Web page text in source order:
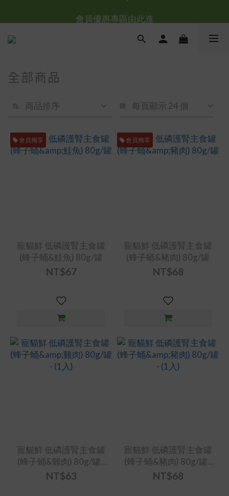
台灣滿NT$全館滿1200免運｜海外滿NT$3000免運
全部商品
商品排序 每頁顯示 24 個
會員獨享
寵貓鮮 低磷護腎主食罐
(蜂子蛹&鮭魚) 80g/罐
NT$67
會員獨享
寵貓鮮 低磷護腎主食罐
(蜂子蛹&豬肉) 80g/罐
NT$68
寵貓鮮 低磷護腎主食罐
(蜂子蛹&雞肉) 80g/罐 -
(1入)
NT$63
寵貓鮮 低磷護腎主食罐
(蜂子蛹&豬肉) 80g/罐 -
(1入)
NT$68